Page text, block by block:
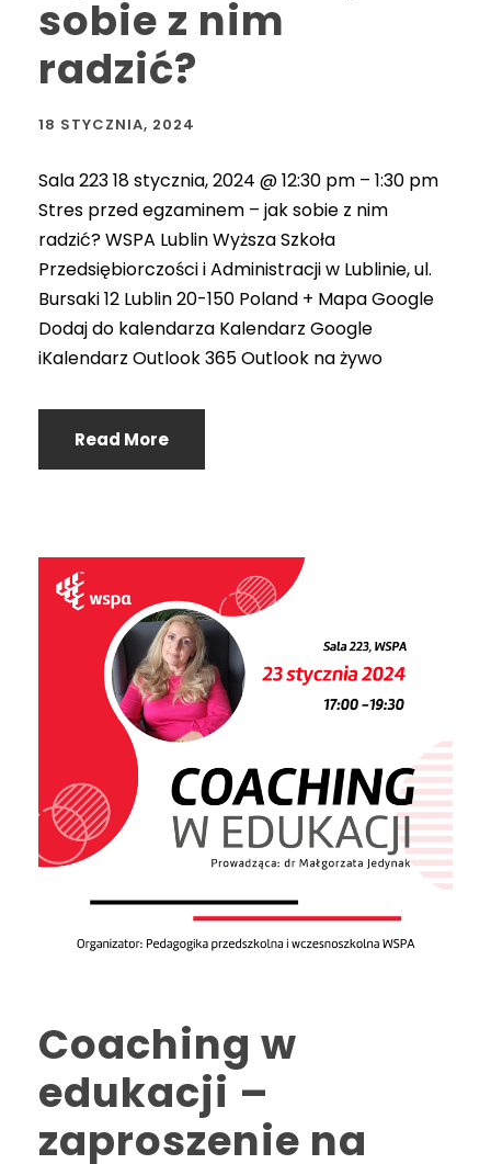
sobie z nim
radzić?
18 STYCZNIA, 2024
Sala 223 18 stycznia, 2024 @ 12:30 pm – 1:30 pm
Stres przed egzaminem – jak sobie z nim
radzić? WSPA Lublin Wyższa Szkoła
Przedsiębiorczości i Administracji w Lublinie, ul.
Bursaki 12 Lublin 20-150 Poland + Mapa Google
Dodaj do kalendarza Kalendarz Google
iKalendarz Outlook 365 Outlook na żywo
Read More
Coaching w
edukacji –
zaproszenie na